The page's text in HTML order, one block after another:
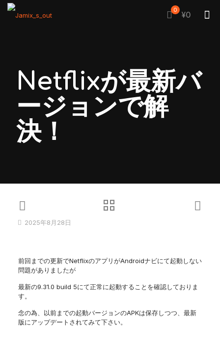
0 ¥0
Netflixが最新バ
ージョンで解
決！
2025年8月28日
前回までの更新でNetflixのアプリがAndroidナビにて起動しない
問題がありましたが
最新の9.31.0 build 5にて正常に起動することを確認しておりま
す。
念の為、以前までの起動バージョンのAPKは保存しつつ、最新
版にアップデートされてみて下さい。